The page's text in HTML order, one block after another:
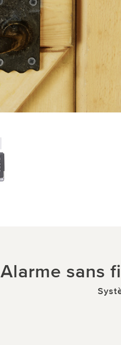
Alarme sans